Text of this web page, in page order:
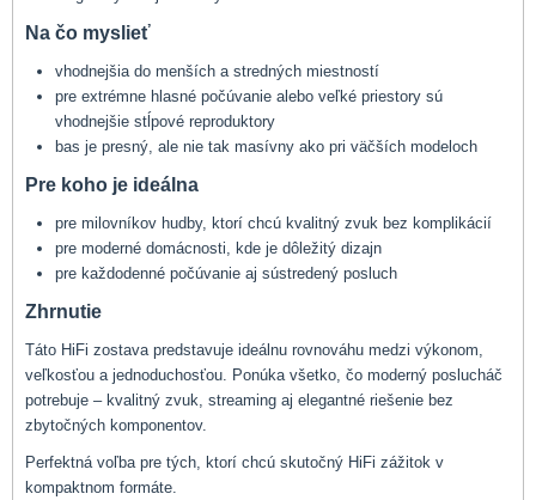
Na čo myslieť
vhodnejšia do menších a stredných miestností
pre extrémne hlasné počúvanie alebo veľké priestory sú
vhodnejšie stĺpové reproduktory
bas je presný, ale nie tak masívny ako pri väčších modeloch
Pre koho je ideálna
pre milovníkov hudby, ktorí chcú kvalitný zvuk bez komplikácií
pre moderné domácnosti, kde je dôležitý dizajn
pre každodenné počúvanie aj sústredený posluch
Zhrnutie
Táto HiFi zostava predstavuje ideálnu rovnováhu medzi výkonom,
veľkosťou a jednoduchosťou. Ponúka všetko, čo moderný poslucháč
potrebuje – kvalitný zvuk, streaming aj elegantné riešenie bez
zbytočných komponentov.
Perfektná voľba pre tých, ktorí chcú skutočný HiFi zážitok v
kompaktnom formáte.